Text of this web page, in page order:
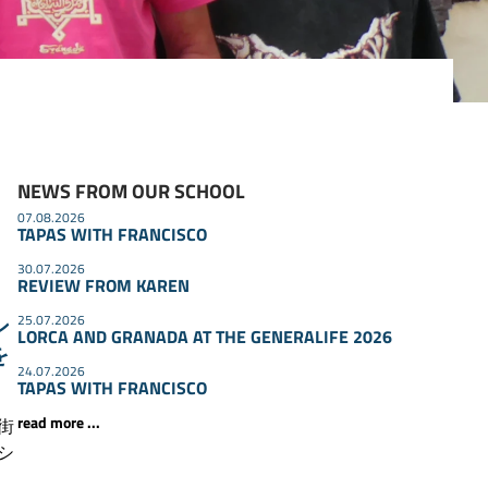
NEWS FROM OUR SCHOOL
07.08.2026
TAPAS WITH FRANCISCO
30.07.2026
REVIEW FROM KAREN
25.07.2026
LORCA AND GRANADA AT THE GENERALIFE 2026
24.07.2026
TAPAS WITH FRANCISCO
read more ...